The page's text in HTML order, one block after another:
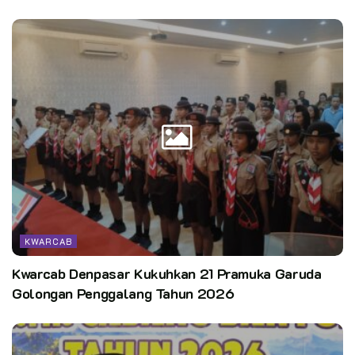
KWARCAB
Kwarcab Denpasar Kukuhkan 21 Pramuka Garuda
Golongan Penggalang Tahun 2026